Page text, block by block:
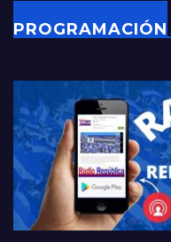
PROGRAMACIÓN